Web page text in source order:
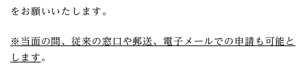
をお願いいたします。
※当面の間、従来の窓口や郵送、電子メールでの申請も可能と
します 。